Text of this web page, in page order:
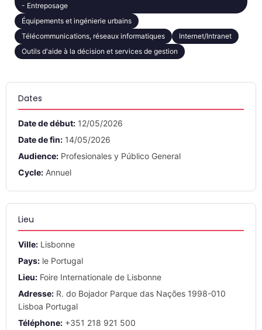
- Entreposage
Équipements et ingénierie urbains
Télécommunications, réseaux informatiques
Internet/Intranet
Outils d'aide à la décision et services de gestion
Dates
Date de début: 12/05/2026
Date de fin: 14/05/2026
Audience: Profesionales y Público General
Cycle: Annuel
Lieu
Ville: Lisbonne
Pays: le Portugal
Lieu: Foire Internationale de Lisbonne
Adresse: R. do Bojador Parque das Nações 1998-010
Lisboa Portugal
Téléphone: +351 218 921 500